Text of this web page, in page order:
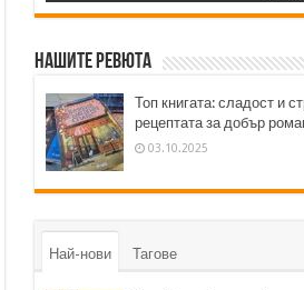
Нашите ревюта
Топ книгата: сладост и
рецептата за добър
03.10.2025
Най-нови Тагове